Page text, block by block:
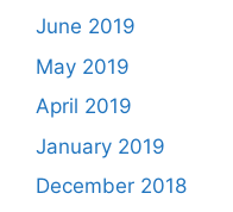
June 2019
May 2019
April 2019
January 2019
December 2018